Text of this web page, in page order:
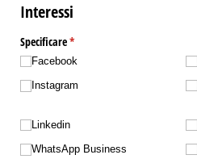
Interessi
Specificare*
(richiesto)
Facebook
Instagram
Linkedin
WhatsApp Business